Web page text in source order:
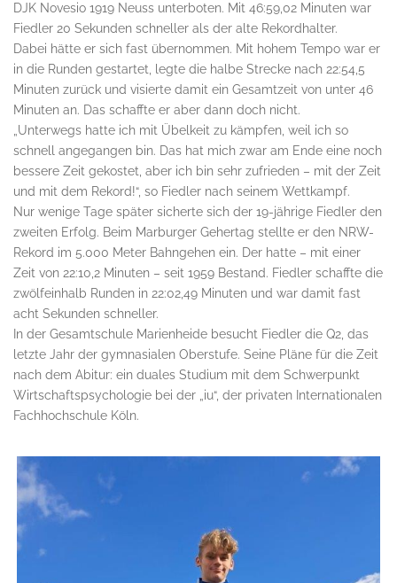
DJK Novesio 1919 Neuss unterboten. Mit 46:59,02 Minuten war
Fiedler 20 Sekunden schneller als der alte Rekordhalter.
Dabei hätte er sich fast übernommen. Mit hohem Tempo war er
in die Runden gestartet, legte die halbe Strecke nach 22:54,5
Minuten zurück und visierte damit ein Gesamtzeit von unter 46
Minuten an. Das schaffte er aber dann doch nicht.
„Unterwegs hatte ich mit Übelkeit zu kämpfen, weil ich so
schnell angegangen bin. Das hat mich zwar am Ende eine noch
bessere Zeit gekostet, aber ich bin sehr zufrieden – mit der Zeit
und mit dem Rekord!“, so Fiedler nach seinem Wettkampf.
Nur wenige Tage später sicherte sich der 19-jährige Fiedler den
zweiten Erfolg. Beim Marburger Gehertag stellte er den NRW-
Rekord im 5.000 Meter Bahngehen ein. Der hatte – mit einer
Zeit von 22:10,2 Minuten – seit 1959 Bestand. Fiedler schaffte die
zwölfeinhalb Runden in 22:02,49 Minuten und war damit fast
acht Sekunden schneller.
In der Gesamtschule Marienheide besucht Fiedler die Q2, das
letzte Jahr der gymnasialen Oberstufe. Seine Pläne für die Zeit
nach dem Abitur: ein duales Studium mit dem Schwerpunkt
Wirtschaftspsychologie bei der „iu“, der privaten Internationalen
Fachhochschule Köln.